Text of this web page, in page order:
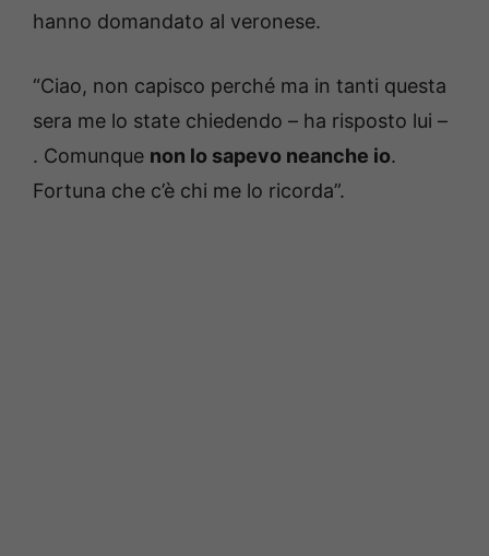
hanno domandato al veronese.
“Ciao, non capisco perché ma in tanti questa
sera me lo state chiedendo – ha risposto lui –
. Comunque non lo sapevo neanche io.
Fortuna che c’è chi me lo ricorda”.